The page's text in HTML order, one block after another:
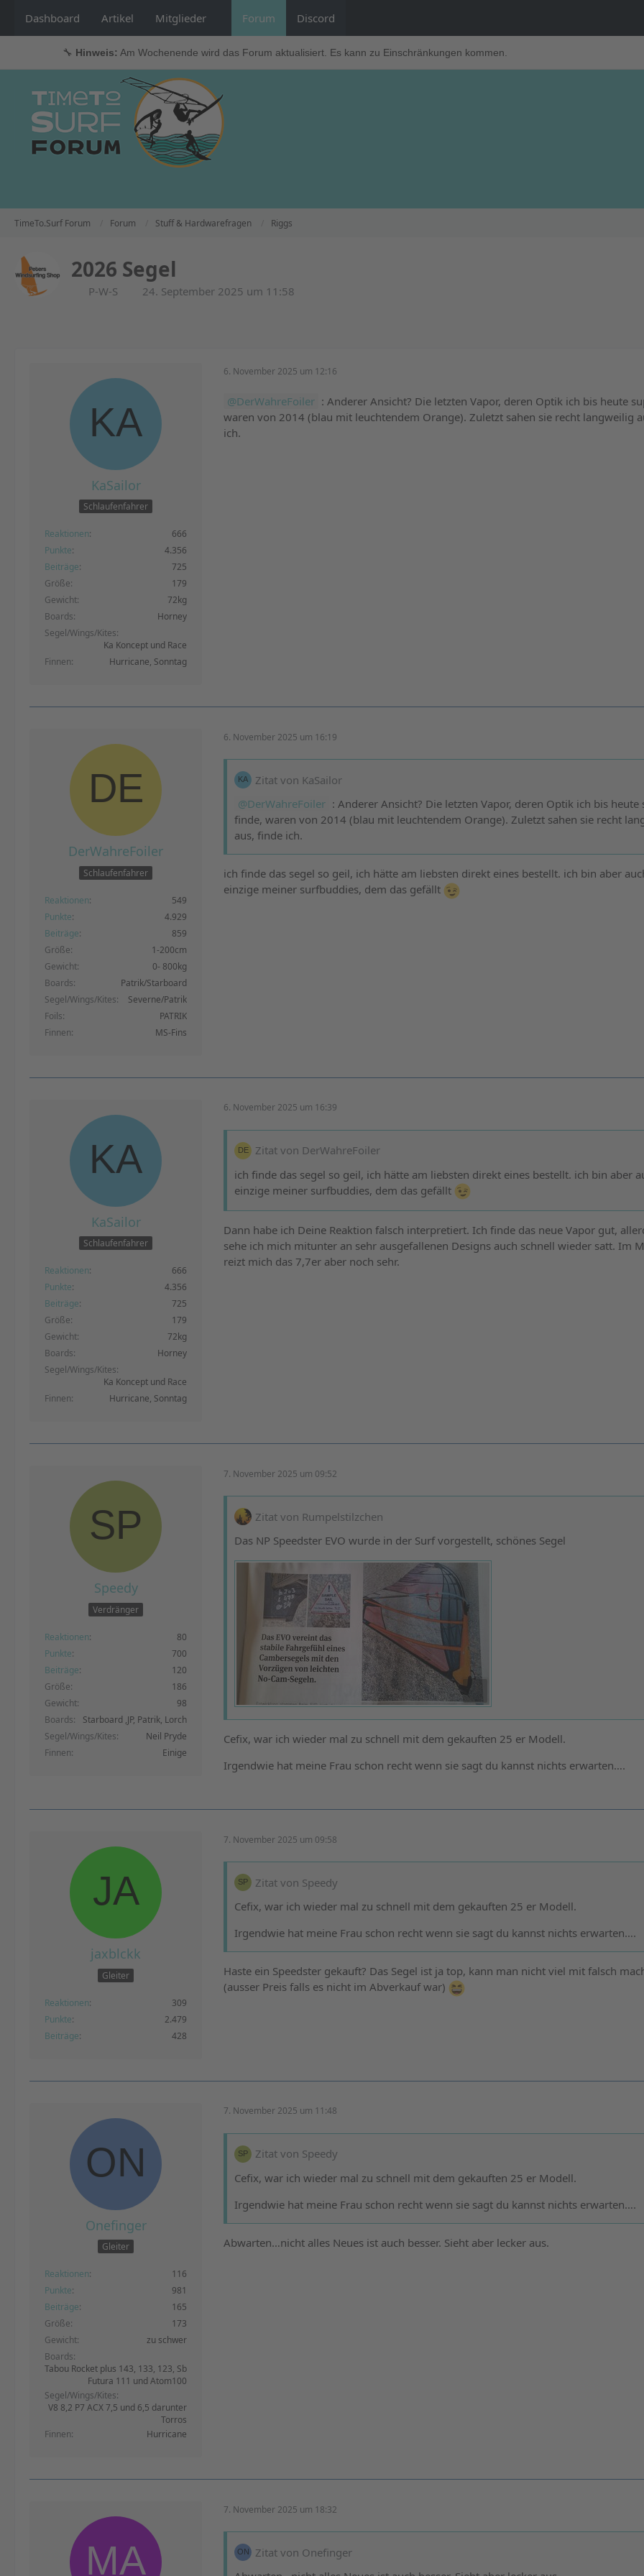
🔧 Hinweis: Am Wochenende wird das Forum aktualisiert. Es kann zu Einschränkungen kommen.
Dashboard Artikel Mitglieder Forum Discord
TimeTo.Surf Forum Forum Stuff & Hardwarefragen Riggs
2026 Segel
P-W-S 24. September 2025 um 11:58
KaSailor
Schlaufenfahrer
Reaktionen
666
Punkte
4.356
Beiträge
725
Größe
179
Gewicht
72kg
Boards
Horney
Segel/Wings/Kites
Ka Koncept und Race
Finnen
Hurricane, Sonntag
6. November 2025 um 12:16
DerWahreFoiler : Anderer Ansicht? Die letzten Vapor, deren Optik ich bis heute
waren von 2014 (blau mit leuchtendem Orange). Zuletzt sahen sie recht langweilig
ich.
DerWahreFoiler
Schlaufenfahrer
Reaktionen
549
Punkte
4.929
Beiträge
859
Größe
1-200cm
Gewicht
0- 800kg
Boards
Patrik/Starboard
Segel/Wings/Kites
Severne/Patrik
Foils
PATRIK
Finnen
MS-Fins
6. November 2025 um 16:19
Zitat von KaSailor
DerWahreFoiler : Anderer Ansicht? Die letzten Vapor, deren Optik ich bis heute
finde, waren von 2014 (blau mit leuchtendem Orange). Zuletzt sahen sie recht
aus, finde ich.
ich finde das segel so geil, ich hätte am liebsten direkt eines bestellt. ich bin aber
einzige meiner surfbuddies, dem das gefällt
KaSailor
Schlaufenfahrer
Reaktionen
666
Punkte
4.356
Beiträge
725
Größe
179
Gewicht
72kg
Boards
Horney
Segel/Wings/Kites
Ka Koncept und Race
Finnen
Hurricane, Sonntag
6. November 2025 um 16:39
Zitat von DerWahreFoiler
ich finde das segel so geil, ich hätte am liebsten direkt eines bestellt. ich bin aber
einzige meiner surfbuddies, dem das gefällt
Dann habe ich Deine Reaktion falsch interpretiert. Ich finde das neue Vapor gut,
sehe ich mich mitunter an sehr ausgefallenen Designs auch schnell wieder satt. Im
reizt mich das 7,7er aber noch sehr.
Speedy
Verdränger
Reaktionen
80
Punkte
700
Beiträge
120
Größe
186
Gewicht
98
Boards
Starboard ,JP, Patrik, Lorch
Segel/Wings/Kites
Neil Pryde
Finnen
Einige
7. November 2025 um 09:52
Zitat von Rumpelstilzchen
Das NP Speedster EVO wurde in der Surf vorgestellt, schönes Segel
Cefix, war ich wieder mal zu schnell mit dem gekauften 25 er Modell.
Irgendwie hat meine Frau schon recht wenn sie sagt du kannst nichts erwarten….
jaxblckk
Gleiter
Reaktionen
309
Punkte
2.479
Beiträge
428
7. November 2025 um 09:58
Zitat von Speedy
Cefix, war ich wieder mal zu schnell mit dem gekauften 25 er Modell.
Irgendwie hat meine Frau schon recht wenn sie sagt du kannst nichts erwarten….
Haste ein Speedster gekauft? Das Segel ist ja top, kann man nicht viel mit falsch
(ausser Preis falls es nicht im Abverkauf war)
Onefinger
Gleiter
Reaktionen
116
Punkte
981
Beiträge
165
Größe
173
Gewicht
zu schwer
Boards
Tabou Rocket plus 143, 133, 123, Sb
Futura 111 und Atom100
Segel/Wings/Kites
V8 8,2 P7 ACX 7,5 und 6,5 darunter
Torros
Finnen
Hurricane
7. November 2025 um 11:48
Zitat von Speedy
Cefix, war ich wieder mal zu schnell mit dem gekauften 25 er Modell.
Irgendwie hat meine Frau schon recht wenn sie sagt du kannst nichts erwarten….
Abwarten…nicht alles Neues ist auch besser. Sieht aber lecker aus.
7. November 2025 um 18:32
Zitat von Onefinger